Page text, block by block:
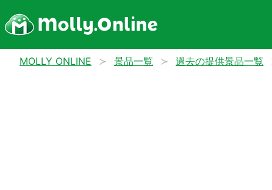
MOLLY ONLINE 景品一覧 過去の提供景品一覧